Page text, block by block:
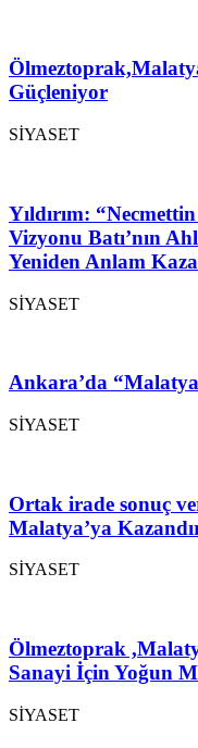
Güçleniyor
SİYASET
Yıldırım:
Vizyonu Batı’nın
Yeniden Anlam
SİYASET
Ankara’da
SİYASET
Ortak irade sonuç
Malatya’ya
SİYASET
Ölmeztoprak
Sanayi İçin Yoğun
SİYASET